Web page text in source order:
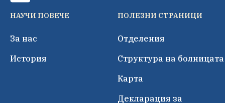
НАУЧИ ПОВЕЧЕ
За нас
История
ПОЛЕЗНИ СТРАНИЦИ
Отделения
Структура на болницата
Карта
Декларация за